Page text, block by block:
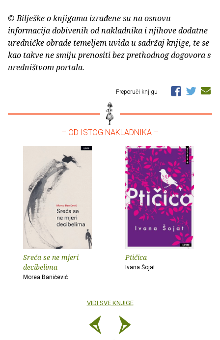
© Bilješke o knjigama izrađene su na osnovu
informacija dobivenih od nakladnika i njihove dodatne
uredničke obrade temeljem uvida u sadržaj knjige, te se
kao takve ne smiju prenositi bez prethodnog dogovora s
uredništvom portala.
Preporuči knjigu
– OD ISTOG NAKLADNIKA –
Sreća se ne mjeri
decibelima
Morea Banićević
Ptičica
Ivana Šojat
VIDI SVE KNJIGE